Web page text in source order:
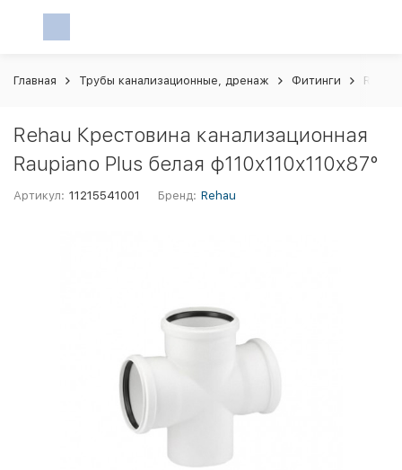
Главная Трубы канализационные, дренаж Фитинги Rehau
Rehau Крестовина канализационная
Raupiano Plus белая ф110х110х110х87°
Артикул: 11215541001 Бренд: Rehau